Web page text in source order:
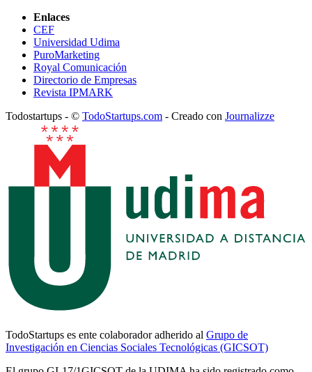
Enlaces
CEF
Universidad Udima
PuroMarketing
Royal Comunicación
Directorio de Empresas
Revista IPMARK
Todostartups - © TodoStartups.com - Creado con Journalizze
TodoStartups es ente colaborador adherido al Grupo de
Investigación en Ciencias Sociales Tecnológicas (GICSOT)